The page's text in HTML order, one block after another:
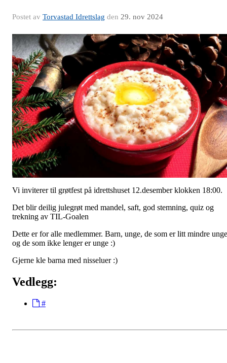
Postet av Torvastad Idrettslag den 29. nov 2024
Vi inviterer til grøtfest på idrettshuset 12.desember klokken 18:00.
Det blir deilig julegrøt med mandel, saft, god stemning, quiz og
trekning av TIL-Goalen
Dette er for alle medlemmer. Barn, unge, de som er litt mindre unge
og de som ikke lenger er unge :)
Gjerne kle barna med nisseluer :)
Vedlegg:
#